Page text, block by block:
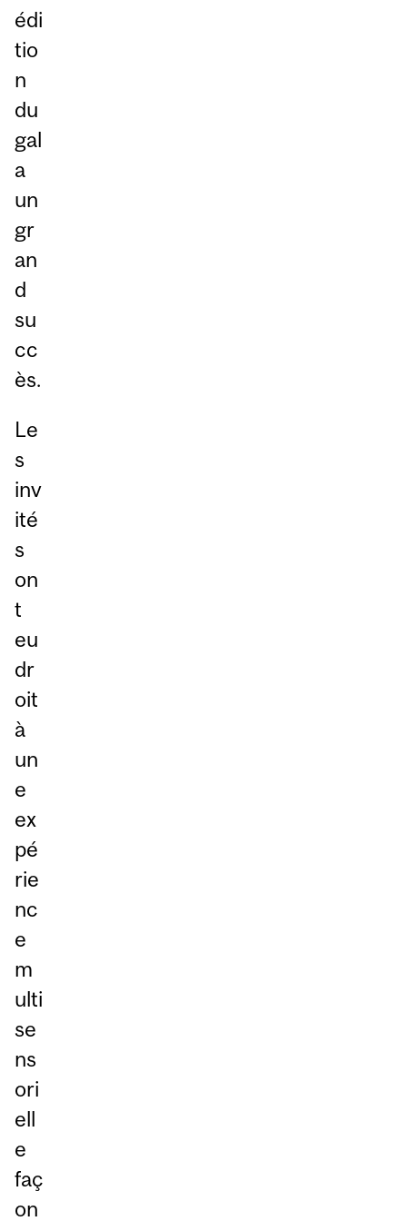
édi
tio
n
du
gal
a
un
gr
an
d
su
cc
ès.
Le
s
inv
ité
s
on
t
eu
dr
oit
à
un
e
ex
pé
rie
nc
e
m
ulti
se
ns
ori
ell
e
faç
on